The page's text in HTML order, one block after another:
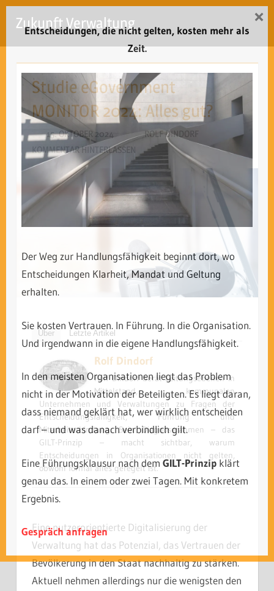
Zum
Inhalt
springen
Zukunft Verwaltung Menü
Studie eGovernment
MONITOR 2024: Alles gut?
15. OKTOBER 2024
ROLF DINDORF
KOMMENTAR HINTERLASSEN
Über Letzte Artikel
Rolf Dindorf
Rolf Dindorf berät Leitungsebenen in
Mittelstand, kommunalen
Unternehmen und Verwaltungen zu Fragen der
Entscheidungsfähigkeit, Führung und
Mitarbeiterbindung. Sein Diagnoserahmen – das
GILT-Prinzip – macht sichtbar, warum
Entscheidungen in Organisationen nicht gelten,
obwohl formal alles geregelt ist.
Eine nutzerorientierte Digitalisierung der
Verwaltung hat das Potenzial, das Vertrauen der
Bevölkerung in den Staat nachhaltig zu stärken.
Aktuell nehmen allerdings nur die wenigsten den
Entscheidungen, die nicht gelten, kosten mehr als
Zeit.
Der Weg zur Handlungsfähigkeit beginnt dort, wo
Entscheidungen Klarheit, Mandat und Geltung
erhalten.
Sie kosten Vertrauen. In Führung. In die Organisation.
Und irgendwann in die eigene Handlungsfähigkeit.
In den meisten Organisationen liegt das Problem
nicht in der Motivation der Beteiligten. Es liegt daran,
dass niemand geklärt hat, wer wirklich entscheiden
darf – und was danach verbindlich gilt.
Eine Führungsklausur nach demGILT-Prinzipklärt
genau das. In einem oder zwei Tagen. Mit konkretem
Ergebnis.
Gespräch anfragen
×